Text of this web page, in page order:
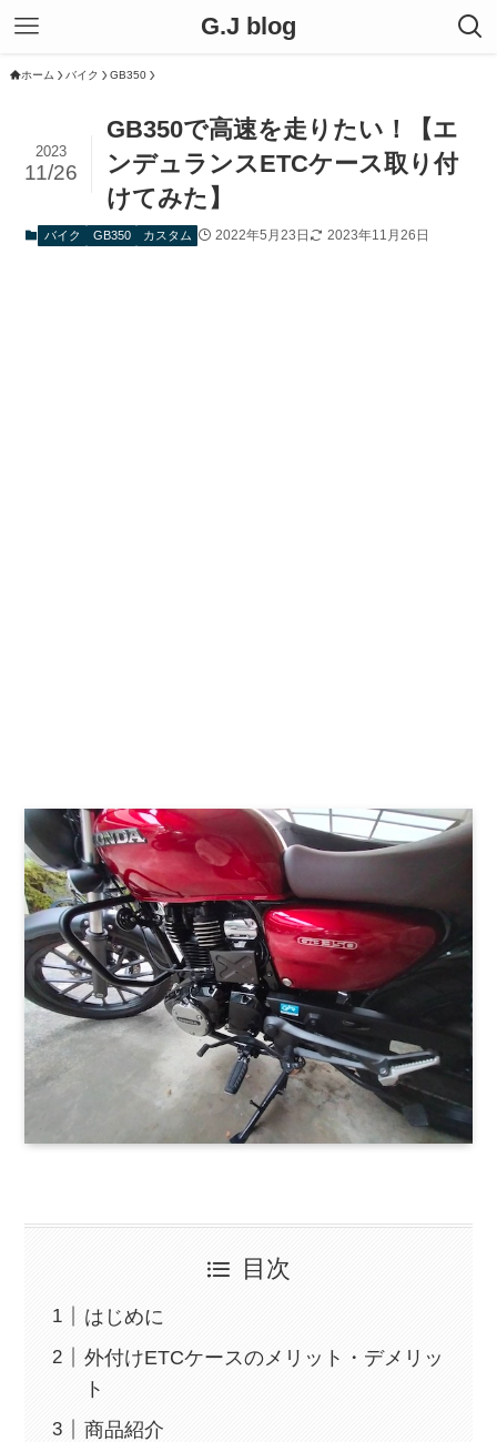
G.J blog
ホーム バイク GB350
GB350で高速を走りたい！【エ
ンデュランスETCケース取り付
けてみた】
2023
11/26
バイク GB350 カスタム 2022年5月23日 2023年11月26日
目次
はじめに
外付けETCケースのメリット・デメリッ
ト
商品紹介